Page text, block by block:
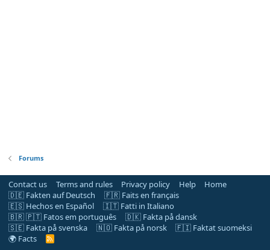
Forums
Contact us Terms and rules Privacy policy Help
Home
🇩🇪 Fakten auf Deutsch
🇫🇷 Faits en français
🇪🇸 Hechos en Español
🇮🇹 Fatti in Italiano
🇧🇷 🇵🇹 Fatos em português
🇩🇰 Fakta på dansk
🇸🇪 Fakta på svenska
🇳🇴 Fakta på norsk
🇫🇮 Faktat suomeksi
🌍 Facts
R